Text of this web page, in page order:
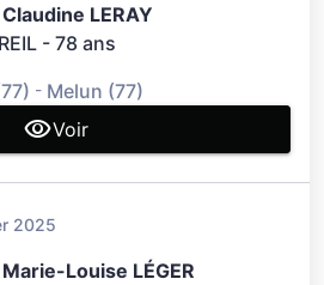
LERAY
- 78 ans
- Melun (77)
Voir
2025
Louise LÉGER